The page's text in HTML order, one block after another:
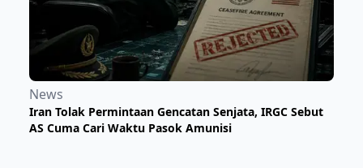
News
Iran Tolak Permintaan Gencatan Senjata, IRGC Sebut
AS Cuma Cari Waktu Pasok Amunisi